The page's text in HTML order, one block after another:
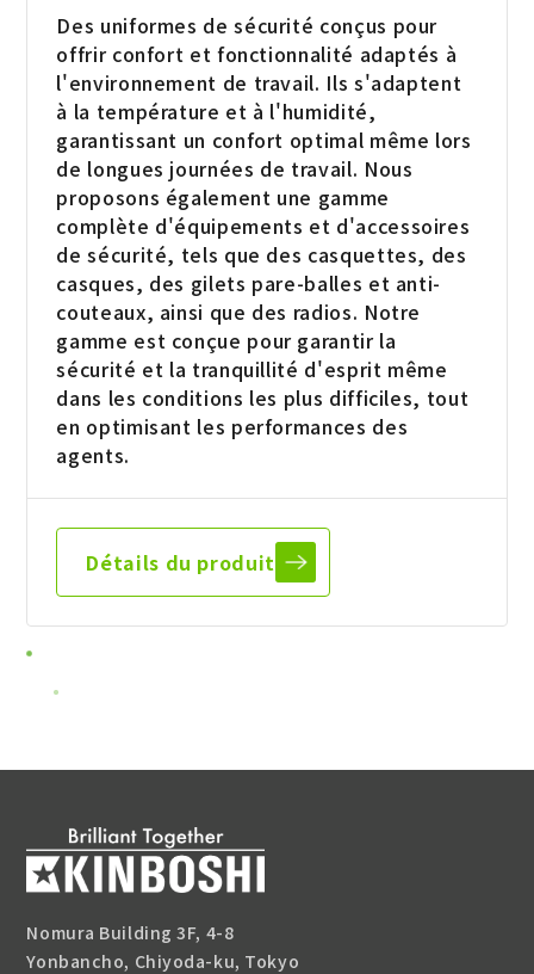
Des uniformes de sécurité conçus pour
offrir confort et fonctionnalité adaptés à
l'environnement de travail. Ils s'adaptent
à la température et à l'humidité,
garantissant un confort optimal même lors
de longues journées de travail. Nous
proposons également une gamme
complète d'équipements et d'accessoires
de sécurité, tels que des casquettes, des
casques, des gilets pare-balles et anti-
couteaux, ainsi que des radios. Notre
gamme est conçue pour garantir la
sécurité et la tranquillité d'esprit même
dans les conditions les plus difficiles, tout
en optimisant les performances des
agents.
Détails du produit
Nomura Building 3F, 4-8
Yonbancho, Chiyoda-ku, Tokyo